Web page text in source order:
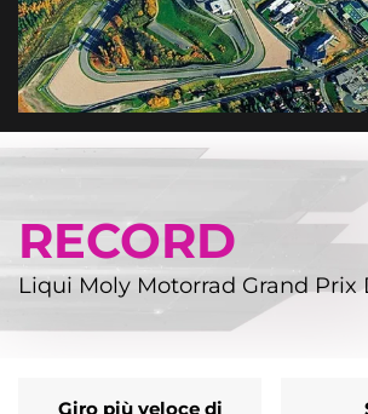
RECORD
Liqui Moly Motorrad Grand Prix
Giro più veloce di